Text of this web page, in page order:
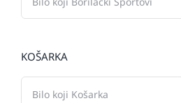
KOŠARKA